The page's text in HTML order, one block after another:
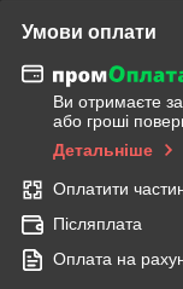
Умови оплати
Ви отримаєте
або гроші
Детальніше
Оплатити
Післяплата
Оплата на